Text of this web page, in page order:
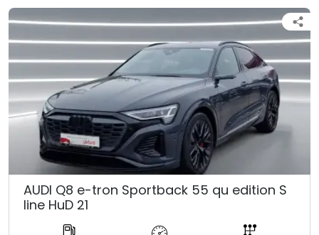
AUDI Q8 e-tron Sportback 55 qu edition S
line HuD 21